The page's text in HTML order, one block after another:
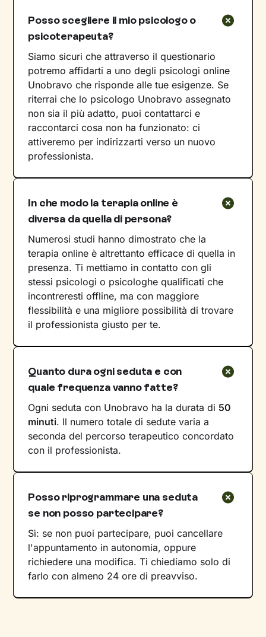
Posso scegliere il mio psicologo o
psicoterapeuta?
Siamo sicuri che attraverso il questionario
potremo affidarti a uno degli psicologi online
Unobravo che risponde alle tue esigenze. Se
riterrai che lo psicologo Unobravo assegnato
non sia il più adatto, puoi contattarci e
raccontarci cosa non ha funzionato: ci
attiveremo per indirizzarti verso un nuovo
professionista.
In che modo la terapia online è
diversa da quella di persona?
Numerosi studi hanno dimostrato che la
terapia online è altrettanto efficace di quella in
presenza. Ti mettiamo in contatto con gli
stessi psicologi o psicologhe qualificati che
incontreresti offline, ma con maggiore
flessibilità e una migliore possibilità di trovare
il professionista giusto per te.
Quanto dura ogni seduta e con
quale frequenza vanno fatte?
Ogni seduta con Unobravo ha la durata di 50
minuti. Il numero totale di sedute varia a
seconda del percorso terapeutico concordato
con il professionista.
Posso riprogrammare una seduta
se non posso partecipare?
Sì: se non puoi partecipare, puoi cancellare
l'appuntamento in autonomia, oppure
richiedere una modifica. Ti chiediamo solo di
farlo con almeno 24 ore di preavviso.